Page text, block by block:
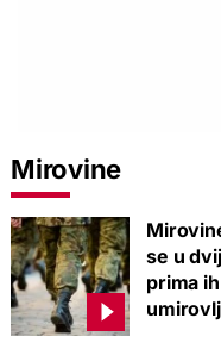
Mirovine
se u
prima